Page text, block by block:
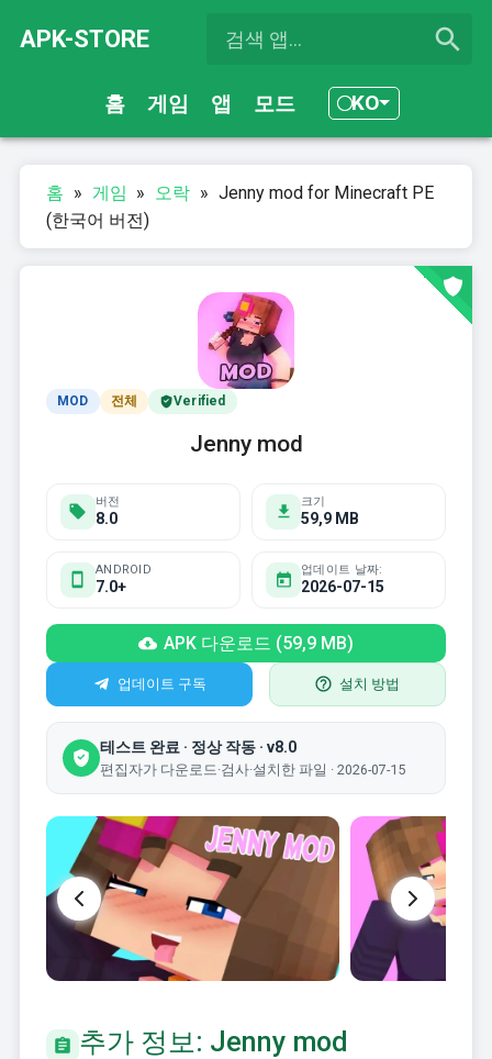
APK-STORE
홈 게임 앱 모드 KO
홈 » 게임 » 오락 » Jenny mod for Minecraft PE
(한국어 버전)
MOD 전체 Verified
Jenny mod
버전
8.0
크기
59,9 MB
ANDROID
7.0+
업데이트 날짜:
2026-07-15
APK 다운로드 (59,9 MB)
업데이트 구독 설치 방법
테스트 완료 · 정상 작동 · v8.0
편집자가 다운로드·검사·설치한 파일 · 2026-07-15
추가 정보: Jenny mod